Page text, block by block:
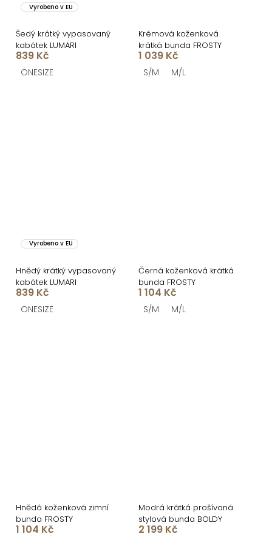
Vyrobeno v EU
Šedý krátký vypasovaný
kabátek LUMARI
839 Kč
ONESIZE
Krémová koženková
krátká bunda FROSTY
1 039 Kč
S/M M/L
Vyrobeno v EU
Hnědý krátký vypasovaný
kabátek LUMARI
839 Kč
ONESIZE
Černá koženková krátká
bunda FROSTY
1 104 Kč
S/M M/L
Hnědá koženková zimní
bunda FROSTY
1 104 Kč
Modrá krátká prošívaná
stylová bunda BOLDY
2 199 Kč